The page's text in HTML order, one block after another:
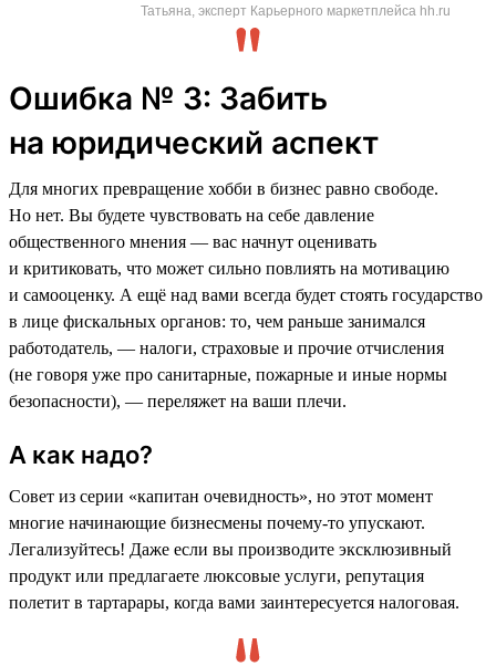
Татьяна, эксперт Карьерного маркетплейса hh.ru
Ошибка № 3: Забить
на юридический аспект
Для многих превращение хобби в бизнес равно свободе.
Но нет. Вы будете чувствовать на себе давление
общественного мнения — вас начнут оценивать
и критиковать, что может сильно повлиять на мотивацию
и самооценку. А ещё над вами всегда будет стоять государство
в лице фискальных органов: то, чем раньше занимался
работодатель, — налоги, страховые и прочие отчисления
(не говоря уже про санитарные, пожарные и иные нормы
безопасности), — переляжет на ваши плечи.
А как надо?
Совет из серии «капитан очевидность», но этот момент
многие начинающие бизнесмены почему-то упускают.
Легализуйтесь! Даже если вы производите эксклюзивный
продукт или предлагаете люксовые услуги, репутация
полетит в тартарары, когда вами заинтересуется налоговая.